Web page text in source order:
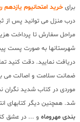
برای خرید امتحانیوم یازدهم
درب منزل می توانید پس از
مراحل سفارش تا پرداخت
شهرستانها به صورت پست
دریافت نمایید. دقت کنید
ضمانت سلامت و اصالت می
موردی در کتاب شدید نگران
شد. همچنین دیگر کتابهای
بندی مهروماه و ... در عشق